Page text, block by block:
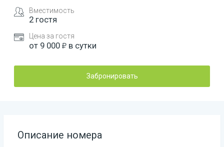
Вместимость
2 гостя
Цена за гостя
от 9 000 в сутки
Забронировать
Описание номера